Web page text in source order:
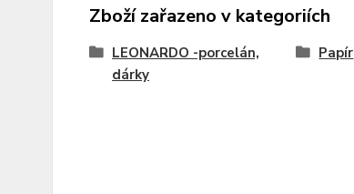
Zboží zařazeno v kategoriích
LEONARDO -porcelán,
dárky
Papír